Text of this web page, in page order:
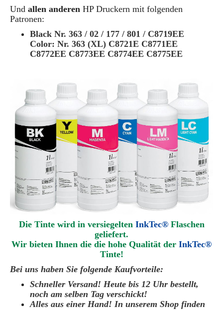
Und allen anderen HP Druckern mit folgenden
Patronen:
Black Nr. 363 / 02 / 177 / 801 / C8719EE
Color: Nr. 363 (XL) C8721E C8771EE
C8772EE C8773EE C8774EE C8775EE
Die Tinte wird in versiegelten InkTec® Flaschen
geliefert.
Wir bieten Ihnen die die hohe Qualität der InkTec®
Tinte!
Bei uns haben Sie folgende Kaufvorteile:
Schneller Versand! Heute bis 12 Uhr bestellt,
noch am selben Tag verschickt!
Alles aus einer Hand! In unserem Shop finden